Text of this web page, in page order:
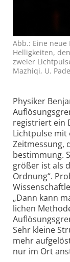
Abb.: Eine
Hellig­keiten,
zweier
Mazhiqi, U.
Physiker
registriert ein
Lichtpulse mit
Zeitmessung,
bestimmung.
größer ist als
Ordnung“.
„Dann kann
lichen
Sehr kleine
mehr
nur im Ort